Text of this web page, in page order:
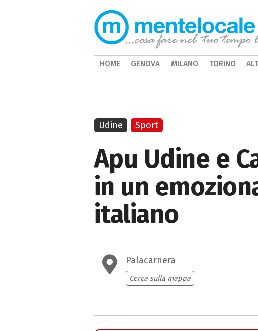
Apu Udine e
in un
italiano
Palacarnera
Cerca sulla mappa
Udine Sport
HOME GENOVA MILANO TORINO